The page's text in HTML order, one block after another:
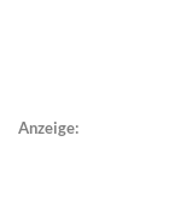
Anzeige: